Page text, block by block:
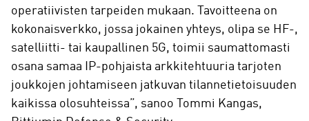
operatiivisten tarpeiden mukaan. Tavoitteena on
kokonaisverkko, jossa jokainen yhteys, olipa se HF-,
satelliitti- tai kaupallinen 5G, toimii saumattomasti
osana samaa IP-pohjaista arkkitehtuuria tarjoten
joukkojen johtamiseen jatkuvan tilannetietoisuuden
kaikissa olosuhteissa”, sanoo Tommi Kangas,